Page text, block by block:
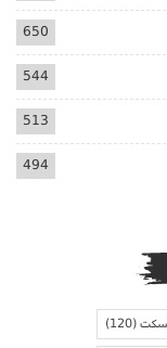
650
544
513
494
(120)